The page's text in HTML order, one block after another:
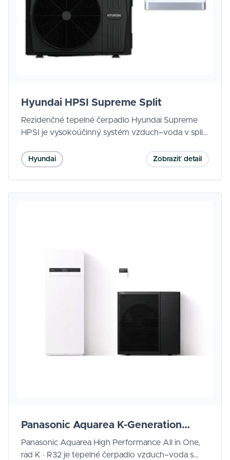
Hyundai HPSI Supreme Split
Rezidenčné tepelné čerpadlo Hyundai Supreme
HPSI je vysokoúčinný systém vzduch–voda v split
komerčné objekty. Vďaka energetickej triede
A+++ a špičkovej sezónnej účinnosti dokáže
výrazne znížiť náklady na vykurovanie, chladenie aj
prípravu teplej vody. Split koncepcia s vnútornou
Hyundai Zobraziť detail
Panasonic Aquarea K-Generation
AllinOne
Panasonic Aquarea High Performance All in One,
rad K · R32 je tepelné čerpadlo vzduch–voda s